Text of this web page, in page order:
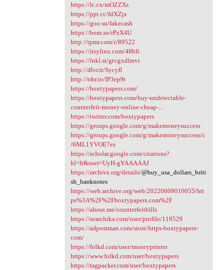
https://lc.cx/mOZZXs
https://ppt.cc/fdXZjx
https://goo.su/fakecash
https://bom.so/rPzX4U
http://tpmr.com/r/89522
https://itsylinx.com/48bfi
https://lnkl.st/gtvgxdlmvi
http://dlvr.it/Sycyfl
http://trbr.io/IP3ep9t
https://boxtypapers.com/
https://boxtypapers.com/buy-undetectable-
counterfeit-money-online-cheap-...
https://twitter.com/boxtypapers
https://groups.google.com/g/makemoneysuccess
https://groups.google.com/g/makemoneysuccess/c
/6ML1YVOE7es
https://scholar.google.com/citations?
hl=fr&user=UyH-gYAAAAAJ
https://archive.org/details/@buy_usa_dollars_briti
sh_banknotes
https://web.archive.org/web/20220609010055/htt
ps%3A%2F%2Fboxtypapers.com%2F
https://about.me/counterfeitbills
https://searchika.com/user/profile/119529
https://adpostman.com/store/https-boxtypapers-
com/
https://folkd.com/user/moneyprinter
https://www.folkd.com/user/boxtypapers
https://tagpacker.com/user/boxtypapers